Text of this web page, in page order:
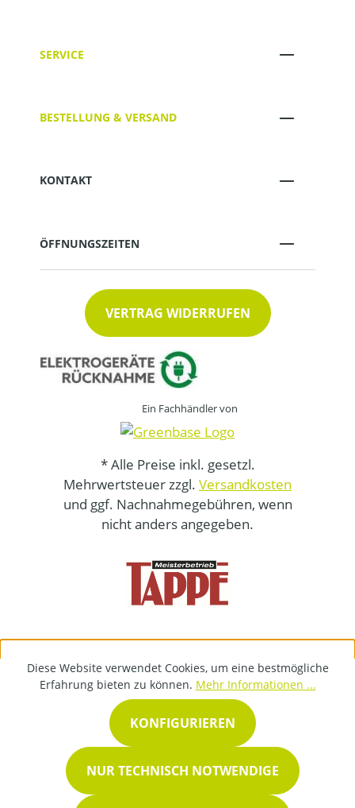
SERVICE
BESTELLUNG & VERSAND
KONTAKT
ÖFFNUNGSZEITEN
VERTRAG WIDERRUFEN
Ein Fachhändler von
* Alle Preise inkl. gesetzl.
Mehrwertsteuer zzgl. Versandkosten
und ggf. Nachnahmegebühren, wenn
nicht anders angegeben.
Diese Website verwendet Cookies, um eine bestmögliche
Erfahrung bieten zu können. Mehr Informationen ...
NUR TECHNISCH NOTWENDIGE
KONFIGURIEREN